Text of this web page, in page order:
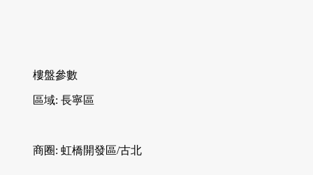
樓盤參數
區域: 長寧區
商圈: 虹橋開發區/古北